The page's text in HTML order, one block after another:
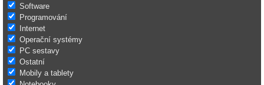
Software
Programování
Internet
Operační systémy
PC sestavy
Ostatní
Mobily a tablety